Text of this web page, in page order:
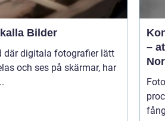
Bilder
där digitala fotografier lätt
och ses på skärmar, har
–